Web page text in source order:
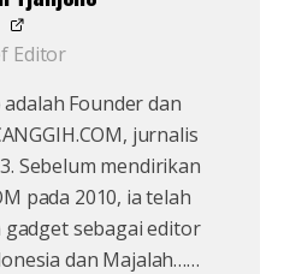
Editor
Founder dan
jurnalis
Sebelum mendirikan
pada 2010, ia telah
sebagai editor
dan Majalah……